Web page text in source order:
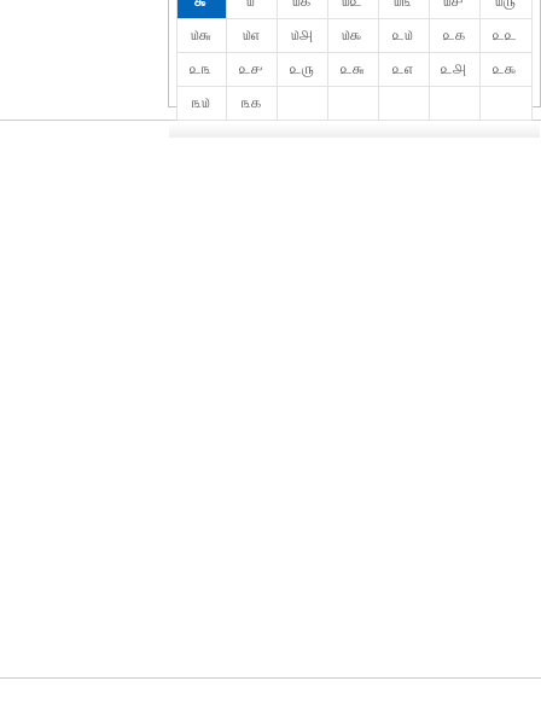
௰௬
௰௭ ௰௮ ௰௯ ௨௰ ௨௧
௨௨
௨௩
௨௪ ௨௫ ௨௬ ௨௭ ௨௮
௨௯
௩௰
௩௧